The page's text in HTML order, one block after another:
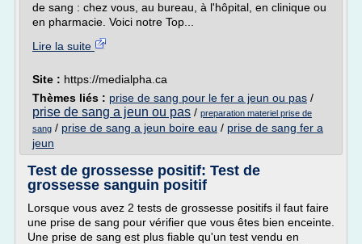
de sang : chez vous, au bureau, à l'hôpital, en clinique ou
en pharmacie. Voici notre Top...
Lire la suite
Site : https://medialpha.ca
Thèmes liés : prise de sang pour le fer a jeun ou pas /
prise de sang a jeun ou pas / preparation materiel prise de
sang / prise de sang a jeun boire eau / prise de sang fer a
jeun
Test de grossesse positif: Test de
grossesse sanguin positif
Lorsque vous avez 2 tests de grossesse positifs il faut faire
une prise de sang pour vérifier que vous êtes bien enceinte.
Une prise de sang est plus fiable qu'un test vendu en